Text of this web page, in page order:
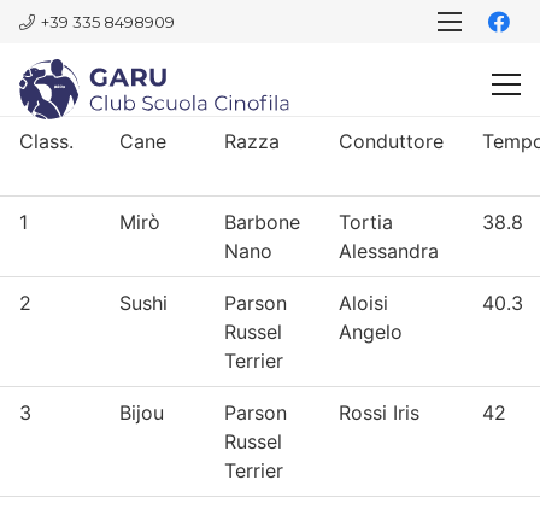
+39 335 8498909
Class. Cane Razza Conduttore
1 Mirò
Barbone
Nano
Tortia
Alessandra
38.8
2 Sushi
Parson
Russel
Terrier
Aloisi
Angelo
40.3
3 Bijou
Parson
Russel
Terrier
Rossi Iris 42